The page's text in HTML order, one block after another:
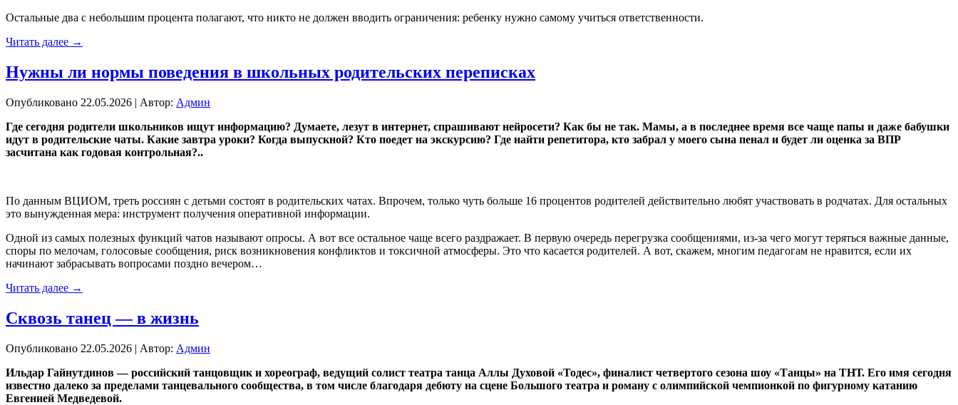
Остальные два с небольшим процента полагают, что никто не должен вводить ограничения: ребенку нужно самому учиться ответственности.
Читать далее →
Нужны ли нормы поведения в школьных родительских переписках
Опубликовано 22.05.2026 | Автор: Админ
Где сегодня родители школьников ищут информацию? Думаете, лезут в интернет, спрашивают нейросети? Как бы не так. Мамы, а в последнее время все чаще папы и даже бабушки
идут в родительские чаты. Какие завтра уроки? Когда выпускной? Кто поедет на экскурсию? Где найти репетитора, кто забрал у моего сына пенал и будет ли оценка за ВПР
засчитана как годовая контрольная?..
По данным ВЦИОМ, треть россиян с детьми состоят в родительских чатах. Впрочем, только чуть больше 16 процентов родителей действительно любят участвовать в родчатах. Для остальных
это вынужденная мера: инструмент получения оперативной информации.
Одной из самых полезных функций чатов называют опросы. А вот все остальное чаще всего раздражает. В первую очередь перегрузка сообщениями, из-за чего могут теряться важные данные,
споры по мелочам, голосовые сообщения, риск возникновения конфликтов и токсичной атмосферы. Это что касается родителей. А вот, скажем, многим педагогам не нравится, если их
начинают забрасывать вопросами поздно вечером…
Читать далее →
Сквозь танец — в жизнь
Опубликовано 22.05.2026 | Автор: Админ
Ильдар Гайнутдинов — российский танцовщик и хореограф, ведущий солист театра танца Аллы Духовой «Тодес», финалист четвертого сезона шоу «Танцы» на ТНТ. Его имя сегодня
известно далеко за пределами танцевального сообщества, в том числе благодаря дебюту на сцене Большого театра и роману с олимпийской чемпионкой по фигурному катанию
Евгенией Медведевой.